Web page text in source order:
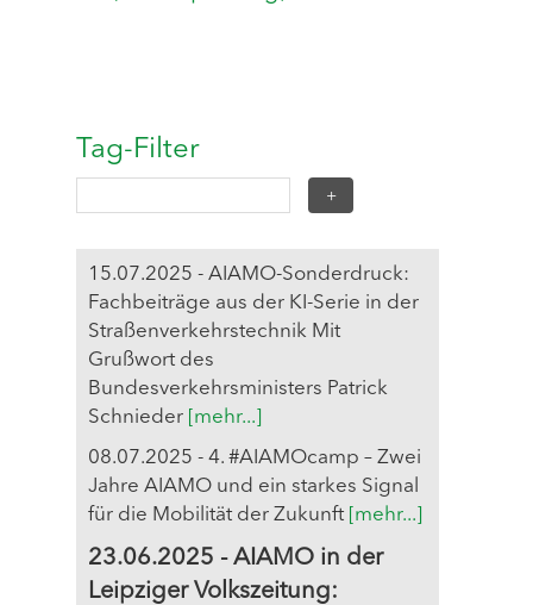
Tag-Filter
15.07.2025 - AIAMO-Sonderdruck:
Fachbeiträge aus der KI-Serie in der
Straßenverkehrstechnik Mit
Grußwort des
Bundesverkehrsministers Patrick
Schnieder [mehr...]
08.07.2025 - 4. #AIAMOcamp – Zwei
Jahre AIAMO und ein starkes Signal
für die Mobilität der Zukunft [mehr...]
23.06.2025 - AIAMO in der
Leipziger Volkszeitung: